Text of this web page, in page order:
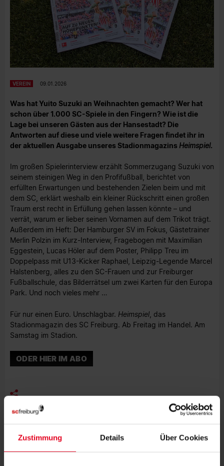
Zustimmung Details Über Cookies
VEREIN 09.01.2026
Was hat Yuito Suzuki an Weihnachten gemacht? Wer hat
schon über 1.000 SC-Spiele in den Fingern? Wie ist die
Lage bei unseren Gästen aus der Hansestadt? Die
Antworten auf diese und viele weitere Fragen findet ihr in
der aktuellen Ausgabe unseres Stadionmagazins Heimspiel.
Im großen Spielerinterview erzählt Sommerzugang Suzuki von
seinem steinigen Weg in den Profifußball, berichtet von
erfüllten Erwartungen und bestehenden Zielen beim und mit
dem SC, erklärt weshalb ein kleiner Rückschritt einen großen
Traum erst recht in Erfüllung gehen lassen könnte – und
verrät, warum er lieber seinen Vornamen auf dem Trikot trägt.
Außerdem im Heft: Der Hamburger SV im Fokus, Gästetrainer
Merlin Polzin im Kurz-Interview, Fragebogen mit Maximilian
Eggestein, Lucas Höler auf dem Poster, Philipp Treu im
Doppelpass mit U13-Kicker Raphael, Leipzig-Legende Marcel
Halstenberg, alles zu den SC-Frauen und zur Freiburger
Fußballschule, das Bilderrätsel um zwei Karten für den Europa
Park. Und noch vieles mehr …
Für nur einen Euro. Unschlagbar. Heimspiel , das
Stadionmagazin des SC Freiburg. Ab Freitag im Handel. Am
Samstag im Stadion.
ODER HIER IM ABO
MEHR NEWS